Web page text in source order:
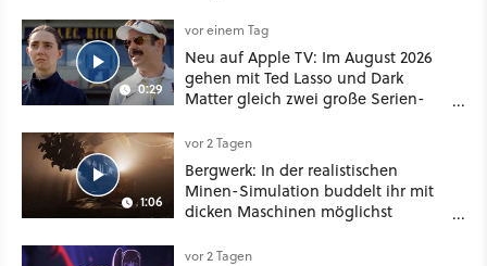
0:29
vor einem Tag
Neu auf Apple TV: Im August 2026
gehen mit Ted Lasso und Dark
Matter gleich zwei große Serien-
1:06
vor 2 Tagen
Bergwerk: In der realistischen
Minen-Simulation buddelt ihr mit
dicken Maschinen möglichst
vor 2 Tagen